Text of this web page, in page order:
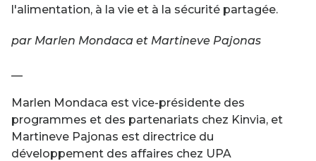
l'alimentation, à la vie et à la sécurité partagée.
par Marlen Mondaca et Martineve Pajonas
Marlen Mondaca est vice-présidente des
programmes et des partenariats chez Kinvia, et
Martineve Pajonas est directrice du
développement des affaires chez UPA